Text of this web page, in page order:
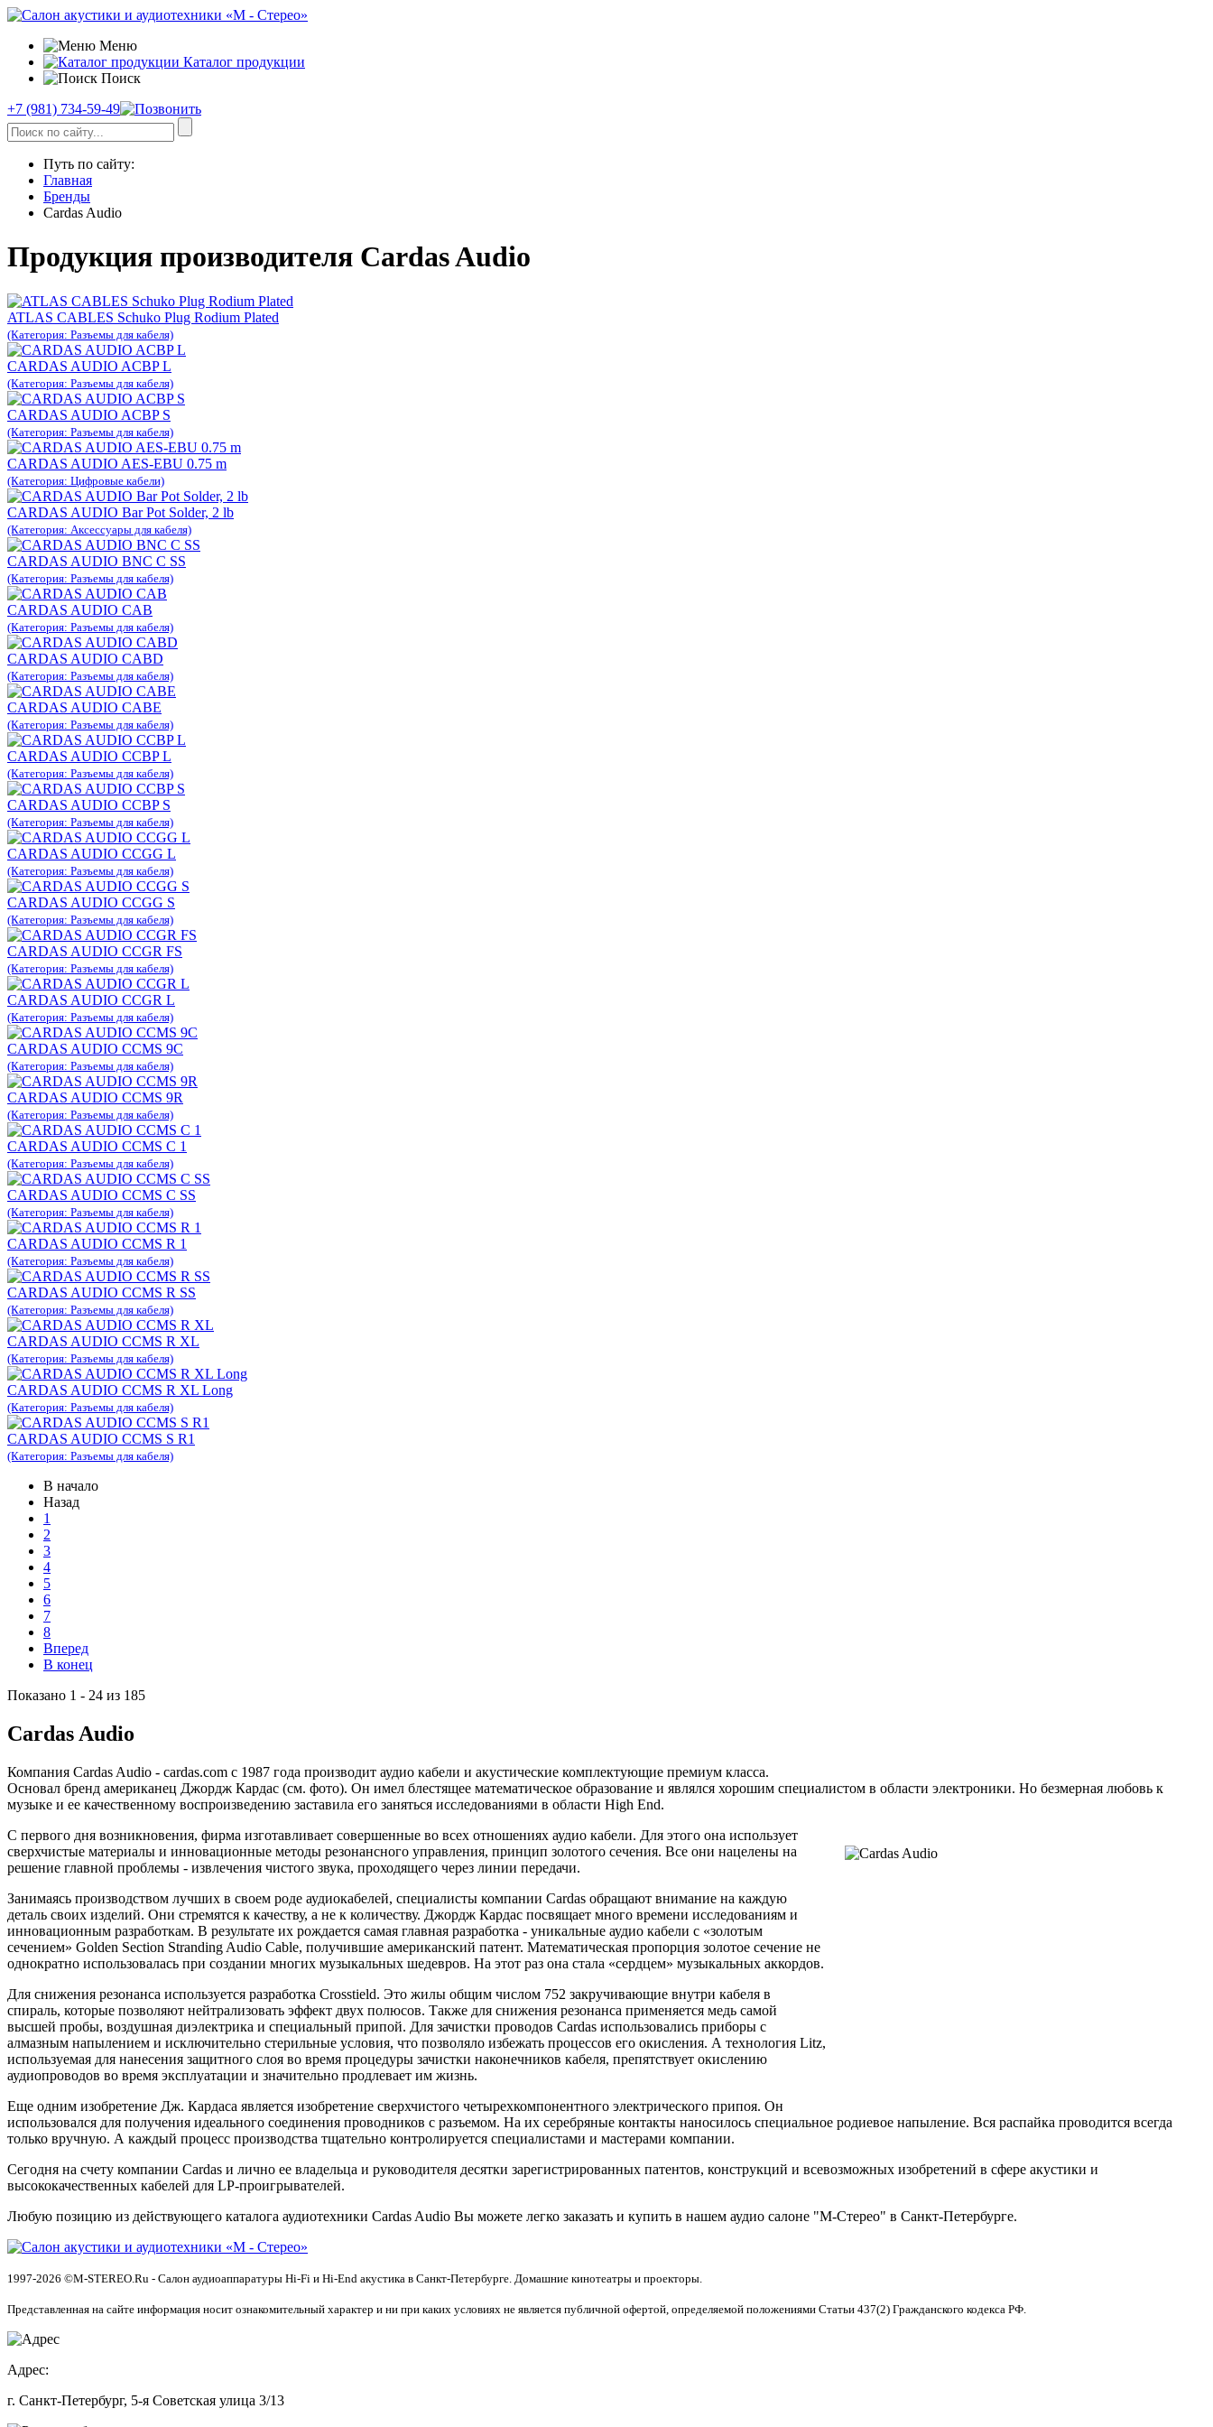
Меню
Каталог продукции
Поиск
+7 (981) 734-59-49
Путь по сайту:
Главная
Бренды
Cardas Audio
Продукция производителя Cardas Audio
ATLAS CABLES Schuko Plug Rodium Plated
(Категория: Разъемы для кабеля)
CARDAS AUDIO ACBP L
(Категория: Разъемы для кабеля)
CARDAS AUDIO ACBP S
(Категория: Разъемы для кабеля)
CARDAS AUDIO AES-EBU 0.75 m
(Категория: Цифровые кабели)
CARDAS AUDIO Bar Pot Solder, 2 lb
(Категория: Аксессуары для кабеля)
CARDAS AUDIO BNC C SS
(Категория: Разъемы для кабеля)
CARDAS AUDIO CAB
(Категория: Разъемы для кабеля)
CARDAS AUDIO CABD
(Категория: Разъемы для кабеля)
CARDAS AUDIO CABE
(Категория: Разъемы для кабеля)
CARDAS AUDIO CCBP L
(Категория: Разъемы для кабеля)
CARDAS AUDIO CCBP S
(Категория: Разъемы для кабеля)
CARDAS AUDIO CCGG L
(Категория: Разъемы для кабеля)
CARDAS AUDIO CCGG S
(Категория: Разъемы для кабеля)
CARDAS AUDIO CCGR FS
(Категория: Разъемы для кабеля)
CARDAS AUDIO CCGR L
(Категория: Разъемы для кабеля)
CARDAS AUDIO CCMS 9C
(Категория: Разъемы для кабеля)
CARDAS AUDIO CCMS 9R
(Категория: Разъемы для кабеля)
CARDAS AUDIO CCMS C 1
(Категория: Разъемы для кабеля)
CARDAS AUDIO CCMS C SS
(Категория: Разъемы для кабеля)
CARDAS AUDIO CCMS R 1
(Категория: Разъемы для кабеля)
CARDAS AUDIO CCMS R SS
(Категория: Разъемы для кабеля)
CARDAS AUDIO CCMS R XL
(Категория: Разъемы для кабеля)
CARDAS AUDIO CCMS R XL Long
(Категория: Разъемы для кабеля)
CARDAS AUDIO CCMS S R1
(Категория: Разъемы для кабеля)
В начало
Назад
1
2
3
4
5
6
7
8
Вперед
В конец
Показано 1 - 24 из 185
Cardas Audio
Компания Cardas Audio - cardas.com c 1987 года производит аудио кабели и акустические комплектующие премиум класса.
Основал бренд американец Джордж Кардас (см. фото). Он имел блестящее математическое образование и являлся хорошим специалистом в области электроники. Но безмерная любовь к
музыке и ее качественному воспроизведению заставила его заняться исследованиями в области High End.
С первого дня возникновения, фирма изготавливает совершенные во всех отношениях аудио кабели. Для этого она использует
сверхчистые материалы и инновационные методы резонансного управления, принцип золотого сечения. Все они нацелены на
решение главной проблемы - извлечения чистого звука, проходящего через линии передачи.
Занимаясь производством лучших в своем роде аудиокабелей, специалисты компании Cаrdas обращают внимание на каждую
деталь своих изделий. Они стремятся к качеству, а не к количеству. Джордж Кардас посвящает много времени исследованиям и
инновационным разработкам. В результате их рождается самая главная разработка - уникальные аудио кабели с «золотым
сечением» Golden Section Stranding Audio Cable, получившие американский патент. Математическая пропорция золотое сечение не
однократно использовалась при создании многих музыкальных шедевров. На этот раз она стала «сердцем» музыкальных аккордов.
Для снижения резонанса используется разработка Crosstield. Это жилы общим числом 752 закручивающие внутри кабеля в
спираль, которые позволяют нейтрализовать эффект двух полюсов. Также для снижения резонанса применяется медь самой
высшей пробы, воздушная диэлектрика и специальный припой. Для зачистки проводов Cаrdas использовались приборы с
алмазным напылением и исключительно стерильные условия, что позволяло избежать процессов его окисления. А технология Litz,
используемая для нанесения защитного слоя во время процедуры зачистки наконечников кабеля, препятствует окислению
аудиопроводов во время эксплуатации и значительно продлевает им жизнь.
Еще одним изобретение Дж. Кардаса является изобретение сверхчистого четырехкомпонентного электрического припоя. Он
использовался для получения идеального соединения проводников с разъемом. На их серебряные контакты наносилось специальное родиевое напыление. Вся распайка проводится всегда
только вручную. А каждый процесс производства тщательно контролируется специалистами и мастерами компании.
Сегодня на счету компании Cаrdas и лично ее владельца и руководителя десятки зарегистрированных патентов, конструкций и всевозможных изобретений в сфере акустики и
высококачественных кабелей для LP-проигрывателей.
Любую позицию из действующего каталога аудиотехники Cardas Audio Вы можете легко заказать и купить в нашем аудио салоне "М-Стерео" в Санкт-Петербурге.
1997-2026 ©M-STEREO.Ru - Салон аудиоаппаратуры Hi-Fi и Hi-End акустика в Санкт-Петербурге. Домашние кинотеатры и проекторы.
Представленная на сайте информация носит ознакомительный характер и ни при каких условиях не является публичной офертой, определяемой положениями Статьи 437(2) Гражданского кодекса РФ.
Адрес:
г. Санкт-Петербург, 5-я Советская улица 3/13